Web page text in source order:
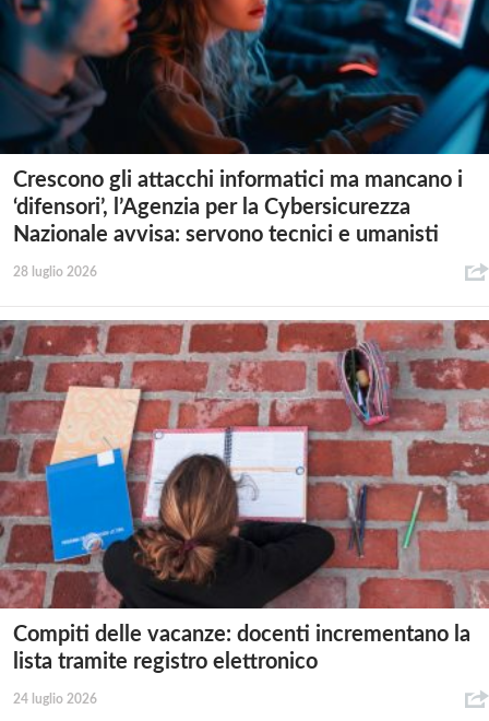
Crescono gli attacchi informatici ma mancano i
‘difensori’, l’Agenzia per la Cybersicurezza
Nazionale avvisa: servono tecnici e umanisti
28 luglio 2026
Compiti delle vacanze: docenti incrementano la
lista tramite registro elettronico
24 luglio 2026